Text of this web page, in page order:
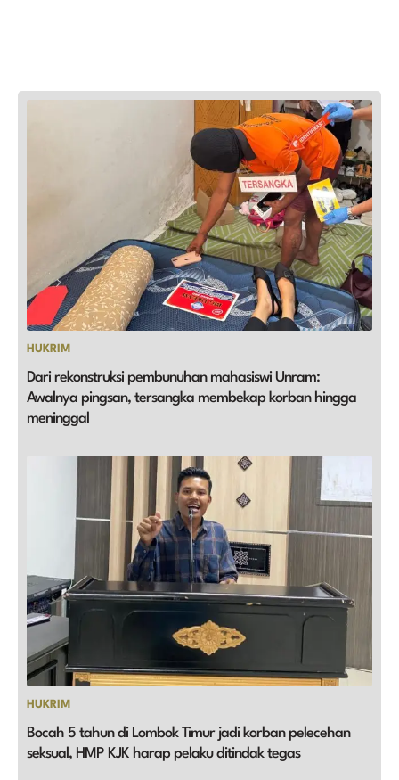
HUKRIM
Dari rekonstruksi pembunuhan mahasiswi Unram:
Awalnya pingsan, tersangka membekap korban hingga
meninggal
HUKRIM
Bocah 5 tahun di Lombok Timur jadi korban pelecehan
seksual, HMP KJK harap pelaku ditindak tegas